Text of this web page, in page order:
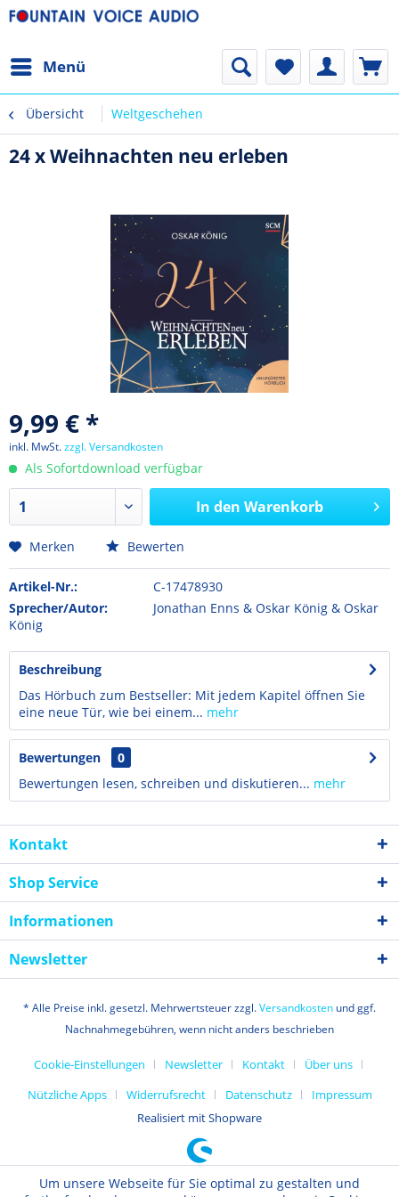
Menü
Übersicht Weltgeschehen
24 x Weihnachten neu erleben
9,99 € *
inkl. MwSt.zzgl. Versandkosten
Als Sofortdownload verfügbar
In den Warenkorb
Merken Bewerten
Artikel-Nr.:
C-17478930
Sprecher/Autor:
Jonathan Enns & Oskar König & Oskar
König
Beschreibung
Das Hörbuch zum Bestseller: Mit jedem Kapitel öffnen Sie
eine neue Tür, wie bei einem... mehr
Bewertungen
0
Bewertungen lesen, schreiben und diskutieren... mehr
Kontakt
Shop Service
Informationen
Newsletter
* Alle Preise inkl. gesetzl. Mehrwertsteuer zzgl.Versandkosten und ggf.
Nachnahmegebühren, wenn nicht anders beschrieben
Cookie-Einstellungen Newsletter Kontakt
Über uns
Nützliche Apps
Widerrufsrecht Datenschutz
Impressum
Realisiert mit Shopware
Um unsere Webseite für Sie optimal zu gestalten und